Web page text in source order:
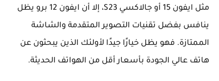
مثل ايفون 15 أو جالاكسي S23، إلا أن ايفون 12 برو يظل
ينافس بفضل تقنيات التصوير المتقدمة والشاشة
الممتازة. فهو يظل خيارًا جيدًا لأولئك الذين يبحثون عن
هاتف عالي الجودة بأسعار أقل من الهواتف الحديثة.